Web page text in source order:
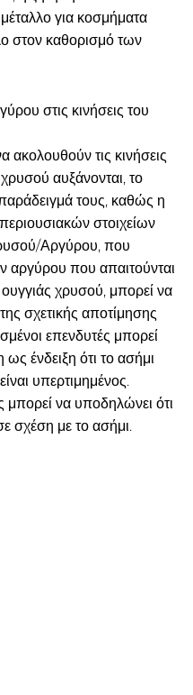
για κοσμήματα
στον καθορισμό των
στις κινήσεις του
ακολουθούν τις κινήσεις
αυξάνονται, το
τους, καθώς η
στοιχείων
Αργύρου, που
αργύρου που απαιτούνται
ουγγιάς χρυσού, μπορεί να
σχετικής αποτίμησης
επενδυτές μπορεί
ένδειξη ότι το ασήμι
υπερτιμημένος.
μπορεί να υποδηλώνει ότι
σχέση με το ασήμι.